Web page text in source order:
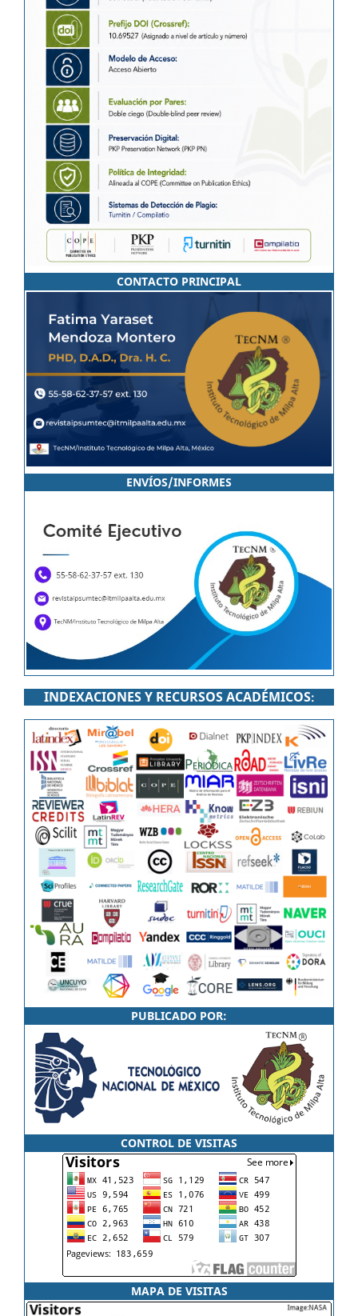
CONTACTO PRINCIPAL
ENVÍOS/INFORMES
INDEXACIONES Y RECURSOS ACADÉMICOS:
PUBLICADO POR:
CONTROL DE VISITAS
MAPA DE VISITAS